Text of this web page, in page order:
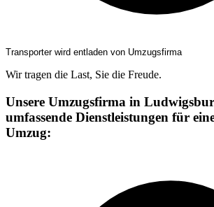
Transporter wird entladen von Umzugsfirma
Wir tragen die Last, Sie die Freude.
Unsere Umzugsfirma in
umfassende Dienstleistungen für
Umzug: